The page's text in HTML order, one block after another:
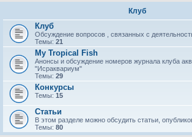
Клуб
Клуб
Обсуждение вопросов , связанных с
Темы: 21
My Tropical Fish
Анонсы и обсуждение номеров журнала клуба
"Исраквариум"
Темы: 29
Конкурсы
Темы: 15
Статьи
В этом разделе можно обсудить статьи,
Темы: 80